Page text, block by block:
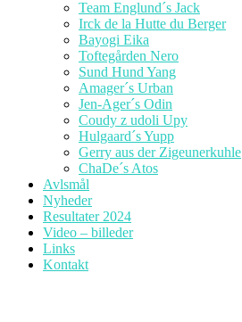
Team Englund´s Jack
Irck de la Hutte du Berger
Bayogi Eika
Toftegården Nero
Sund Hund Yang
Amager´s Urban
Jen-Ager´s Odin
Coudy z udoli Upy
Hulgaard´s Yupp
Gerry aus der Zigeunerkuhle
ChaDe´s Atos
Avlsmål
Nyheder
Resultater 2024
Video – billeder
Links
Kontakt